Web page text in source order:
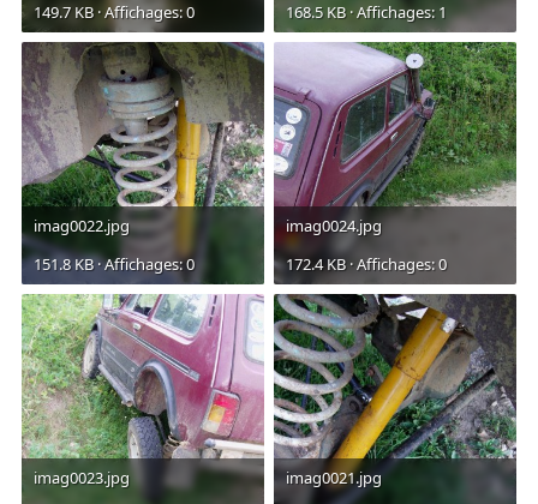
149.7 KB · Affichages: 0
168.5 KB · Affichages: 1
imag0022.jpg
151.8 KB · Affichages: 0
imag0024.jpg
172.4 KB · Affichages: 0
imag0023.jpg
imag0021.jpg